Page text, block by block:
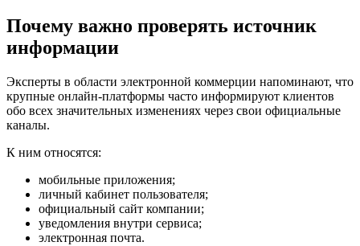
Почему важно проверять источник
информации
Эксперты в области электронной коммерции напоминают, что
крупные онлайн-платформы часто информируют клиентов
обо всех значительных изменениях через свои официальные
каналы.
К ним относятся:
мобильные приложения;
личный кабинет пользователя;
официальный сайт компании;
уведомления внутри сервиса;
электронная почта.